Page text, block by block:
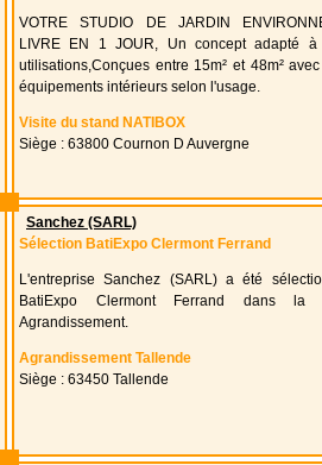
VOTRE STUDIO DE JARDIN
LIVRE EN 1 JOUR, Un concept adapté à
utilisations,Conçues entre 15m² et 48m²
équipements intérieurs selon l'usage.
Visite du stand NATIBOX
Siège : 63800 Cournon D Auvergne
Sanchez (SARL)
Sélection BatiExpo Clermont Ferrand
L'entreprise Sanchez (SARL) a été
BatiExpo Clermont Ferrand dans la
Agrandissement.
Agrandissement Tallende
Siège : 63450 Tallende